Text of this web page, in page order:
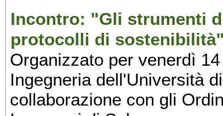
Incontro: "Gli strumenti
protocolli di
Organizzato per venerdì
Ingegneria dell'Università
collaborazione con gli